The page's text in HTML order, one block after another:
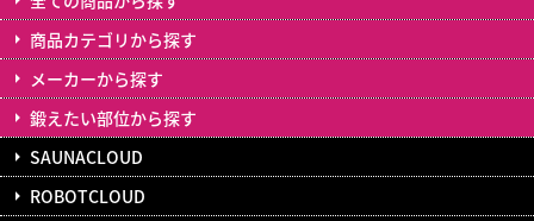
商品カテゴリから探す
メーカーから探す
鍛えたい部位から探す
SAUNACLOUD
ROBOTCLOUD